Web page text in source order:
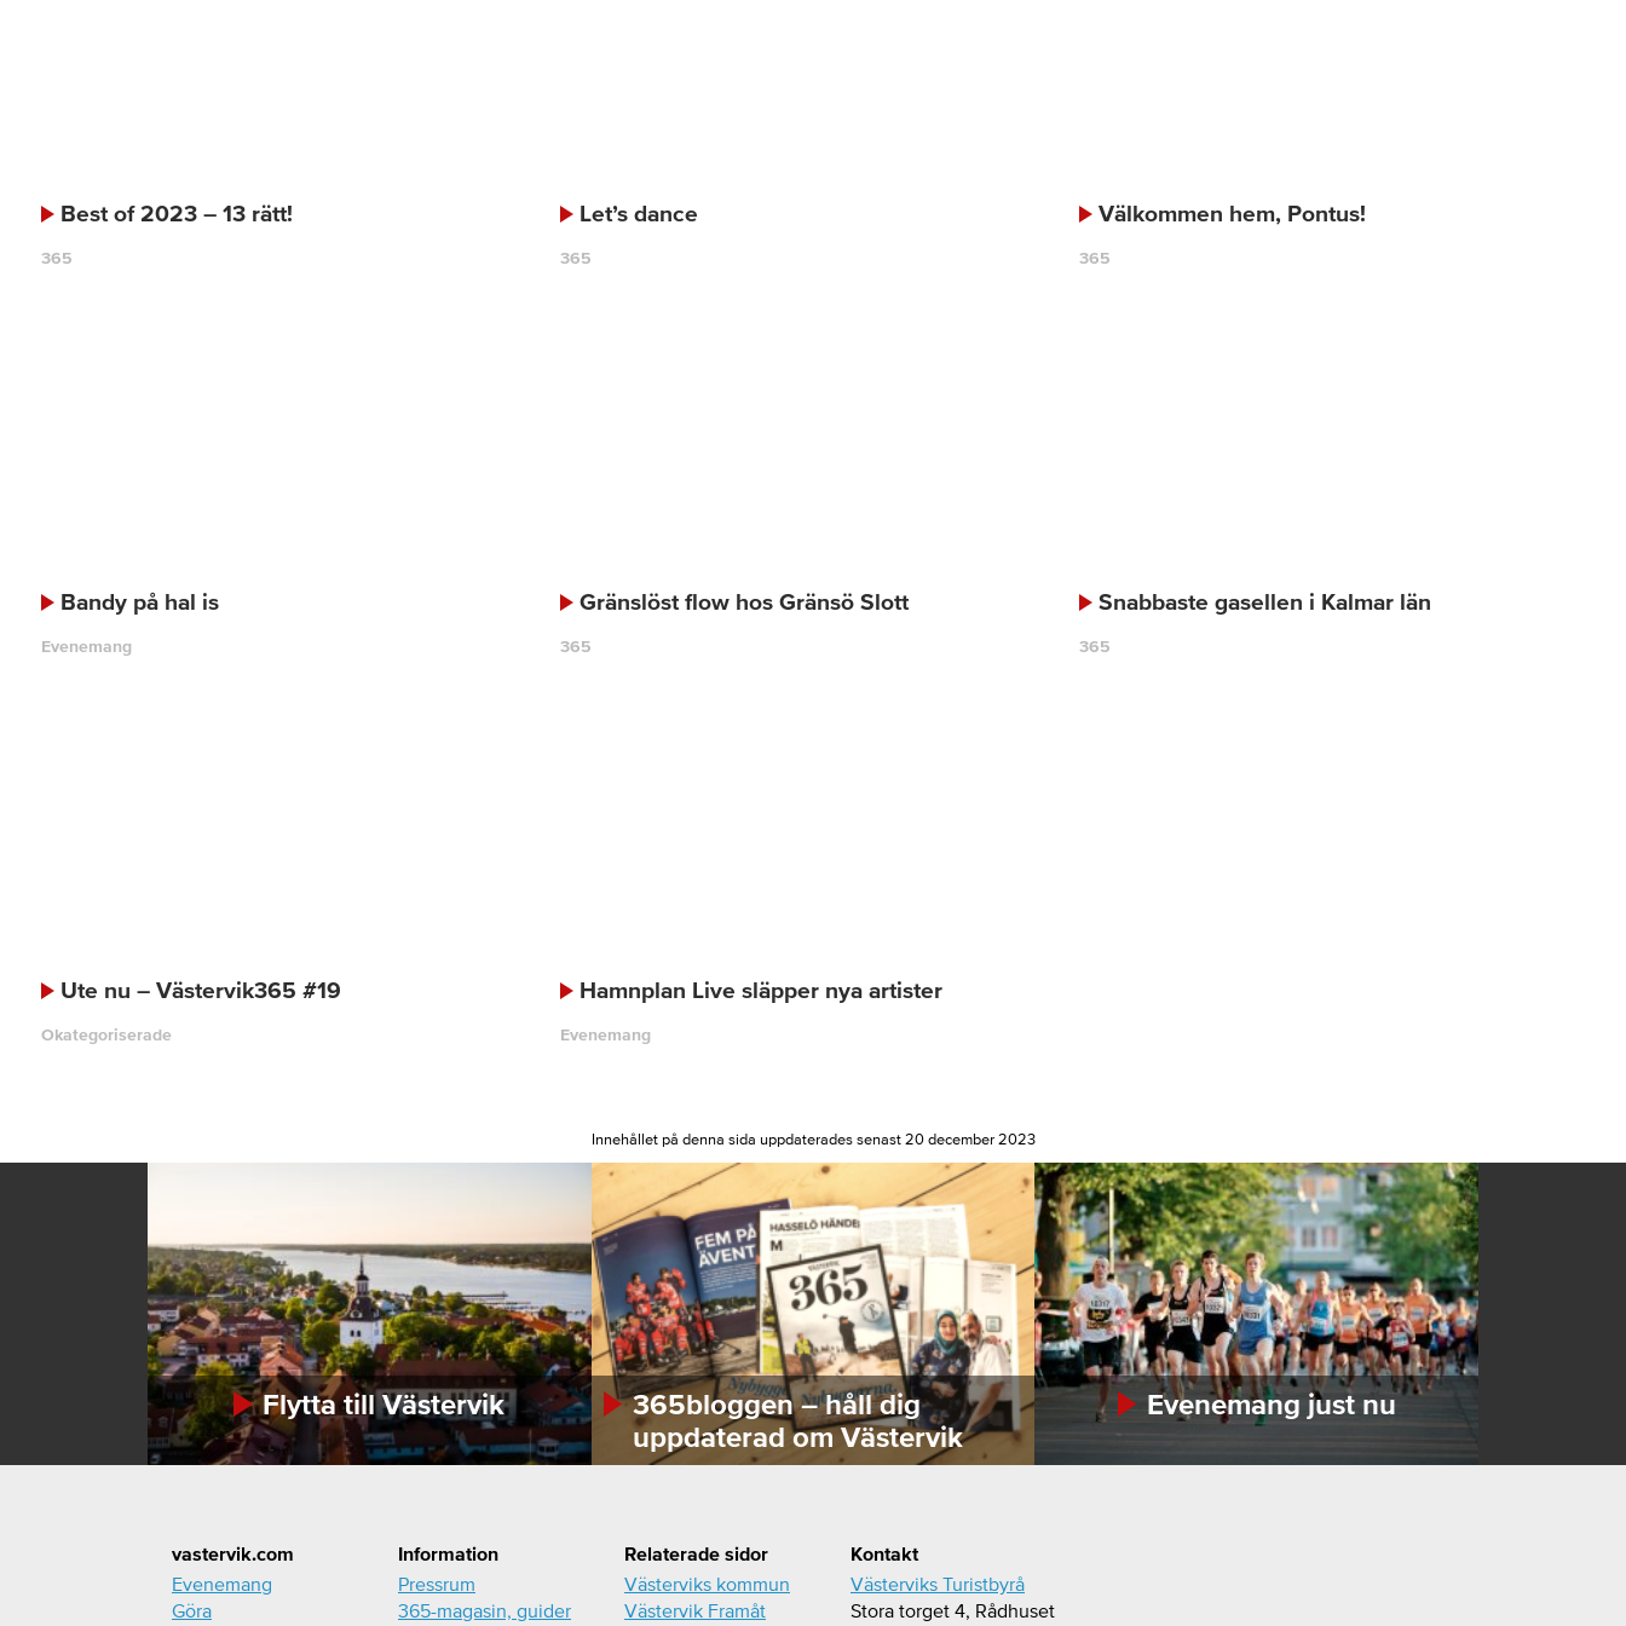
Best of 2023 – 13 rätt!
365
Let’s dance
365
Välkommen hem, Pontus!
365
Bandy på hal is
Evenemang
Gränslöst flow hos Gränsö Slott
365
Snabbaste gasellen i Kalmar län
365
Ute nu – Västervik365 #19
Okategoriserade
Hamnplan Live släpper nya artister
Evenemang
Innehållet på denna sida uppdaterades senast 20 december 2023
Flytta till Västervik
365bloggen – håll dig
uppdaterad om Västervik
Evenemang just nu
vastervik.com
Evenemang
Göra
Information
Pressrum
365-magasin, guider
Relaterade sidor
Västerviks kommun
Västervik Framåt
Kontakt
Västerviks Turistbyrå
Stora torget 4, Rådhuset